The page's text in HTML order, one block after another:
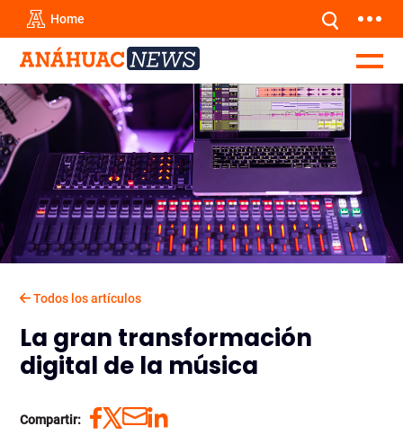
Home
Todos los artículos
La gran transformación
digital de la música
Compartir: